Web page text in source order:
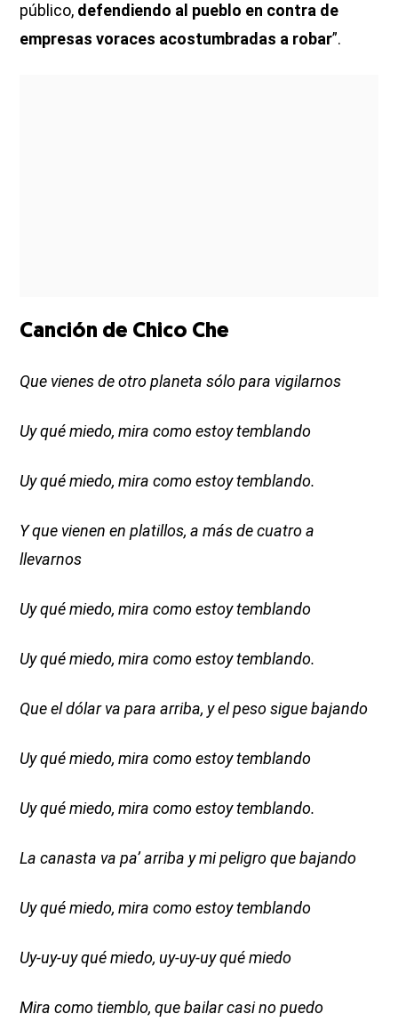
público, defendiendo al pueblo en contra de
empresas voraces acostumbradas a robar”.
Canción de Chico Che
Que vienes de otro planeta sólo para vigilarnos
Uy qué miedo, mira como estoy temblando
Uy qué miedo, mira como estoy temblando.
Y que vienen en platillos, a más de cuatro a
llevarnos
Uy qué miedo, mira como estoy temblando
Uy qué miedo, mira como estoy temblando.
Que el dólar va para arriba, y elpeso sigue bajando
Uy qué miedo, mira como estoy temblando
Uy qué miedo, mira como estoy temblando.
La canasta va pa’ arriba y mi peligro que bajando
Uy qué miedo, mira como estoy temblando
Uy-uy-uy qué miedo, uy-uy-uy qué miedo
Mira como tiemblo, que bailar casi no puedo